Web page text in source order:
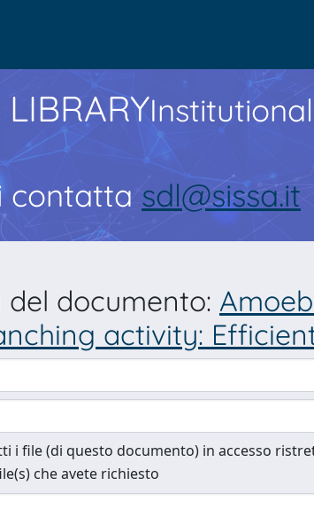
contatta sdl@sissa.it
del documento:
activity:
i file (di questo documento) in accesso
che avete richiesto